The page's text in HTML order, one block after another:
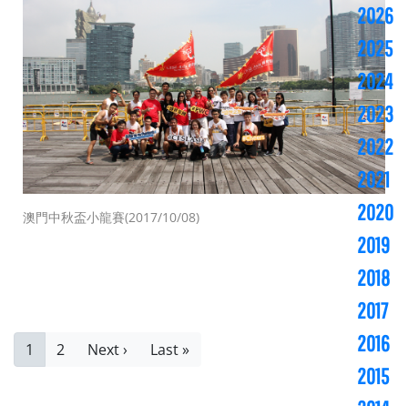
澳門中秋盃小龍賽(2017/10/08)
Pagination
目
前
1
頁
2
下
Next ›
Last
Last »
2026
2025
2024
2023
2022
2021
2020
2019
2018
2017
2016
2015